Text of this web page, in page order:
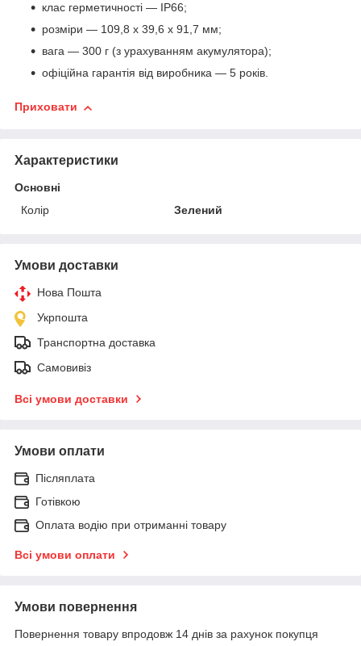
клас герметичності — IP66;
розміри — 109,8 х 39,6 х 91,7 мм;
вага — 300 г (з урахуванням акумулятора);
офіційна гарантія від виробника — 5 років.
Приховати
Характеристики
Основні
Колір
Зелений
Умови доставки
Нова Пошта
Укрпошта
Транспортна доставка
Самовивіз
Всі умови доставки
Умови оплати
Післяплата
Готівкою
Оплата водію при отриманні товару
Всі умови оплати
Умови повернення
Повернення товару впродовж 14 днів за рахунок покупця